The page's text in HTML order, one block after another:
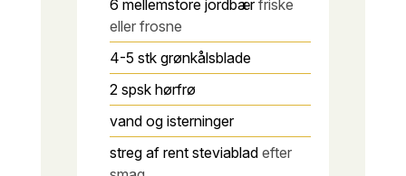
6 mellemstore jordbær friske
eller frosne
4-5 stk grønkålsblade
2 spsk hørfrø
vand og isterninger
streg af rent steviablad efter